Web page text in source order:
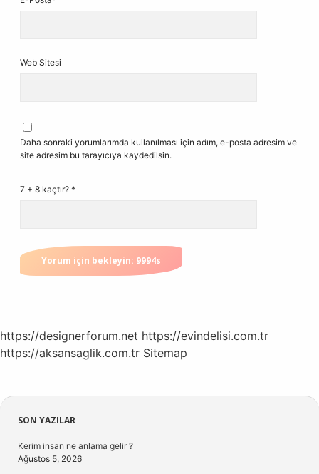
Web Sitesi
Daha sonraki yorumlarımda kullanılması için adım, e-posta adresim ve
site adresim bu tarayıcıya kaydedilsin.
7 + 8 kaçtır? *
https://designerforum.net https://evindelisi.com.tr
https://aksansaglik.com.tr Sitemap
Sidebar
SON YAZILAR
Kerim insan ne anlama gelir ?
Ağustos 5, 2026